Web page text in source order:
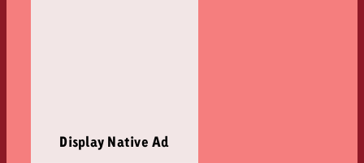
Display Native Ad